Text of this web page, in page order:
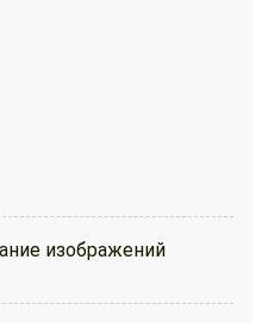
изображений